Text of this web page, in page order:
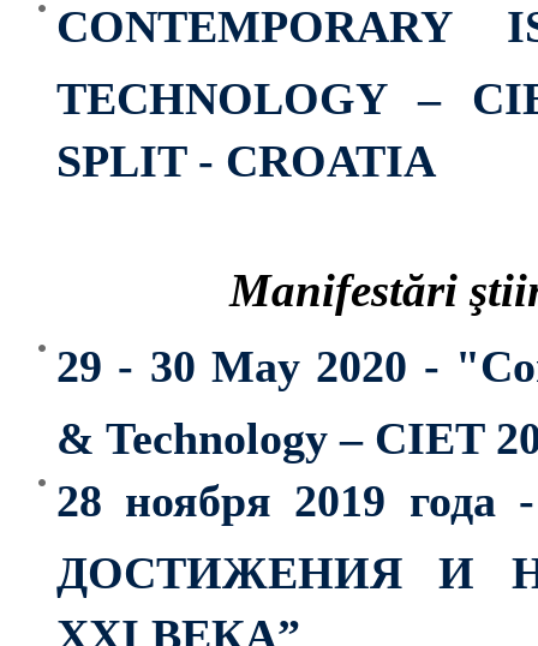
TECHNOLOGY –
SPLIT - CROATIA
Manifestări
29 - 30 May 2020 -
& Technology – CIET
28 ноября 2019
ДОСТИЖЕНИЯ И
XXI ВЕКА”